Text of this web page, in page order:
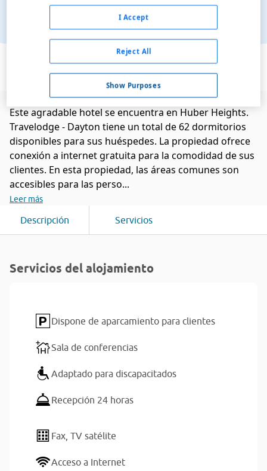
Ver en el mapa
Este agradable hotel se encuentra en Huber Heights.
Travelodge - Dayton tiene un total de 62 dormitorios
disponibles para sus huéspedes. La propiedad ofrece
conexión a internet gratuita para la comodidad de sus
clientes. En esta propiedad, las áreas comunes son
accesibles para las perso...
Leer más
Descripción Servicios
Servicios del alojamiento
Dispone de aparcamiento para clientes
Sala de conferencias
Adaptado para discapacitados
Recepción 24 horas
Fax, TV satélite
Acceso a Internet
Show Purposes
Reject All
I Accept